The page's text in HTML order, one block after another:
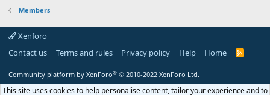
Members
Xenforo
Contact us
Terms and rules Privacy policy Help Home
R
Community platform by XenForo® © 2010-2022 XenForo Ltd.
This site uses cookies to help personalise content, tailor your experience and to